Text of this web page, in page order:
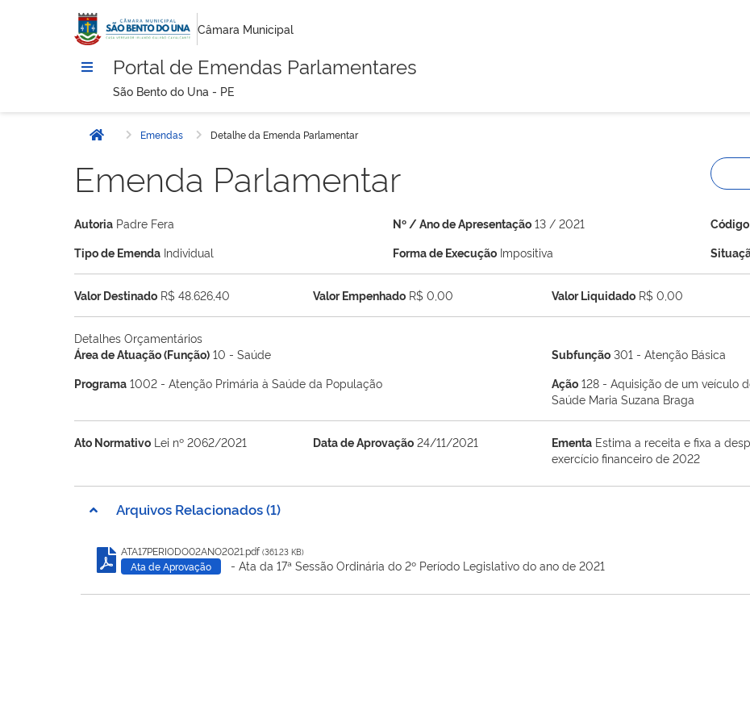
Câmara Municipal
Portal de Emendas Parlamentares
São Bento do Una - PE
Início Emendas Detalhe da Emenda Parlamentar
Emenda Parlamentar
Autoria Padre Fera Nº / Ano de Apresentação 13 / 2021
Tipo de Emenda Individual Forma de Execução Impositiva
Valor Destinado R$ 48.626,40 Valor Empenhado R$ 0,00 Valor Liquidado R$ 0,00
Detalhes Orçamentários
Área de Atuação (Função) 10 - Saúde Subfunção 301 - Atenção Básica
Programa 1002 - Atenção Primária à Saúde da População Ação 128 - Aquisição de um veículo
Saúde Maria Suzana Braga
Ato Normativo Lei nº 2062/2021 Data de Aprovação 24/11/2021 Ementa Estima a receita e fixa a
exercício financeiro de 2022
Arquivos Relacionados (1)
ATA17PERIODO02ANO2021.pdf(361.23 KB)
Ata de Aprovação - Ata da 17ª Sessão Ordinária do 2º Período Legislativo do ano de 2021